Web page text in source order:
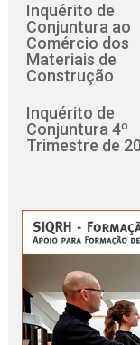
Inquérito de
Conjuntura ao
Comércio dos
Materiais de
Construção
Inquérito de
Conjuntura 4º
Trimestre de